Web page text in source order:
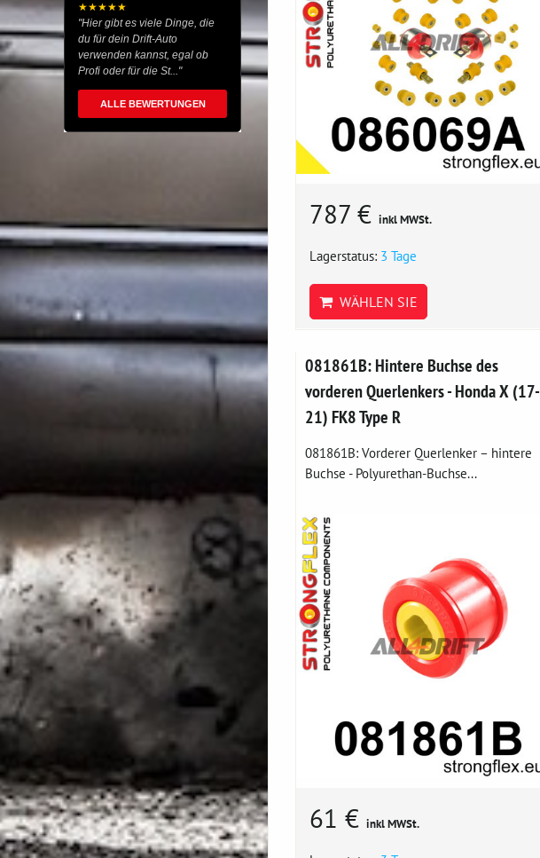
787 € inkl MWSt.
Lagerstatus: 3 Tage
WÄHLEN SIE
081861B: Hintere Buchse des
vorderen Querlenkers - Honda X (17-
21) FK8 Type R
081861B: Vorderer Querlenker – hintere
Buchse - Polyurethan-Buchse...
61 € inkl MWSt.
★★★★★
"Hier gibt es viele Dinge, die
du für dein Drift-Auto
verwenden kannst, egal ob
Profi oder für die St..."
ALLE BEWERTUNGEN